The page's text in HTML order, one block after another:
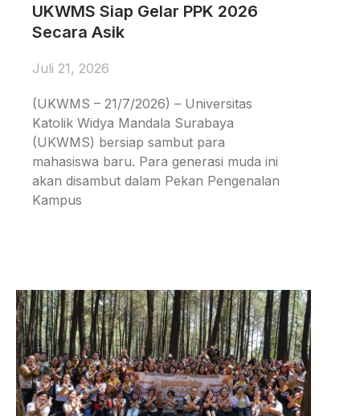
UKWMS Siap Gelar PPK 2026
Secara Asik
Juli 21, 2026
(UKWMS – 21/7/2026) – Universitas
Katolik Widya Mandala Surabaya
(UKWMS) bersiap sambut para
mahasiswa baru. Para generasi muda ini
akan disambut dalam Pekan Pengenalan
Kampus